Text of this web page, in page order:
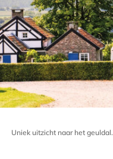
Uniek uitzicht naar het geuldal.